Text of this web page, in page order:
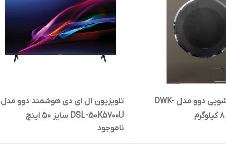
ماشین لباسشویی دوو مدل DWK-
تلویزیون ال ای دی هوشمند دوو مدل
DSL-50K5700U سایز 50 اینچ
ناموجود